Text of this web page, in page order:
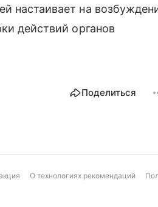
настаивает на
действий органов
Поделиться
О технологиях рекомендаций